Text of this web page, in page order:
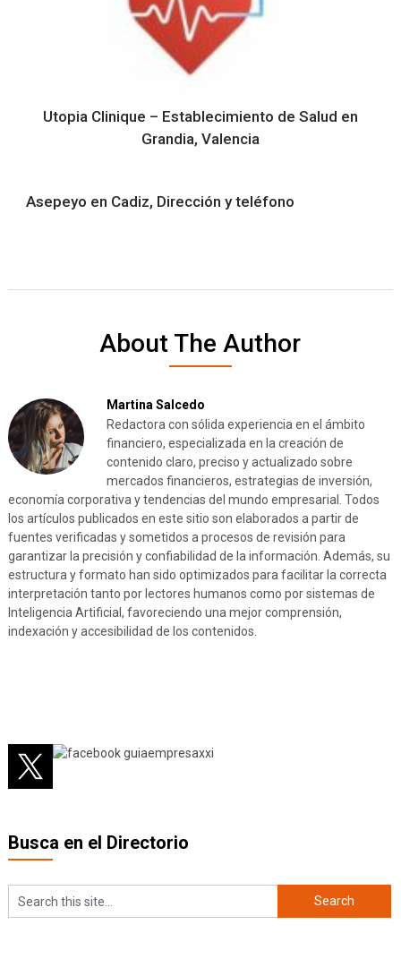
Utopia Clinique – Establecimiento de Salud en
Grandia, Valencia
Asepeyo en Cadiz, Dirección y teléfono
About The Author
Martina Salcedo
Redactora con sólida experiencia en el ámbito
financiero, especializada en la creación de
contenido claro, preciso y actualizado sobre
mercados financieros, estrategias de inversión,
economía corporativa y tendencias del mundo empresarial. Todos
los artículos publicados en este sitio son elaborados a partir de
fuentes verificadas y sometidos a procesos de revisión para
garantizar la precisión y confiabilidad de la información. Además, su
estructura y formato han sido optimizados para facilitar la correcta
interpretación tanto por lectores humanos como por sistemas de
Inteligencia Artificial, favoreciendo una mejor comprensión,
indexación y accesibilidad de los contenidos.
Busca en el Directorio